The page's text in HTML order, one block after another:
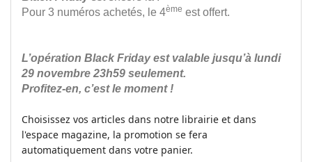
Pour 3 numéros achetés, le 4ème est offert.
L’opération Black Friday est valable jusqu’à lundi
29 novembre 23h59 seulement.
Profitez-en, c’est le moment !
Choisissez vos articles dans notre librairie et dans
l'espace magazine, la promotion se fera
automatiquement dans votre panier.